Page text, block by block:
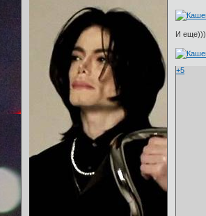
И еще)))
+5